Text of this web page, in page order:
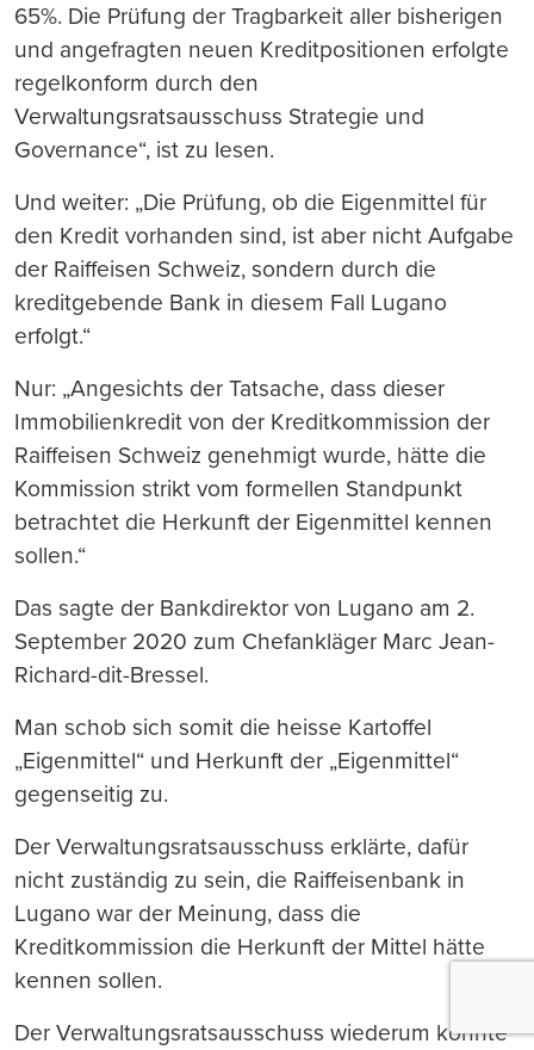
65%. Die Prüfung der Tragbarkeit aller bisherigen
und angefragten neuen Kreditpositionen erfolgte
regelkonform durch den
Verwaltungsratsausschuss Strategie und
Governance“, ist zu lesen.
Und weiter: „Die Prüfung, ob die Eigenmittel für
den Kredit vorhanden sind, ist aber nicht Aufgabe
der Raiffeisen Schweiz, sondern durch die
kreditgebende Bank in diesem Fall Lugano
erfolgt.“
Nur: „Angesichts der Tatsache, dass dieser
Immobilienkredit von der Kreditkommission der
Raiffeisen Schweiz genehmigt wurde, hätte die
Kommission strikt vom formellen Standpunkt
betrachtet die Herkunft der Eigenmittel kennen
sollen.“
Das sagte der Bankdirektor von Lugano am 2.
September 2020 zum Chefankläger Marc Jean-
Richard-dit-Bressel.
Man schob sich somit die heisse Kartoffel
„Eigenmittel“ und Herkunft der „Eigenmittel“
gegenseitig zu.
Der Verwaltungsratsausschuss erklärte, dafür
nicht zuständig zu sein, die Raiffeisenbank in
Lugano war der Meinung, dass die
Kreditkommission die Herkunft der Mittel hätte
kennen sollen.
Der Verwaltungsratsausschuss wiederum konnte